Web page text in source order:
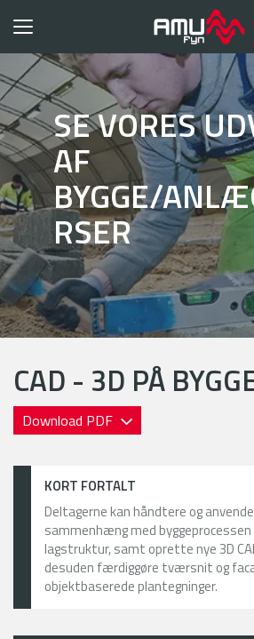
Toggle
SE VORES
AF
BYGGE/
RSER
CAD - 3D PÅ
Download PDF
KORT FORTALT
Deltagerne kan håndtere og
sammenhæng med byggeprocessen
lagstruktur, samt oprette nye 3D
desuden færdiggøre tværsnit og
objektbaserede plantegninger.